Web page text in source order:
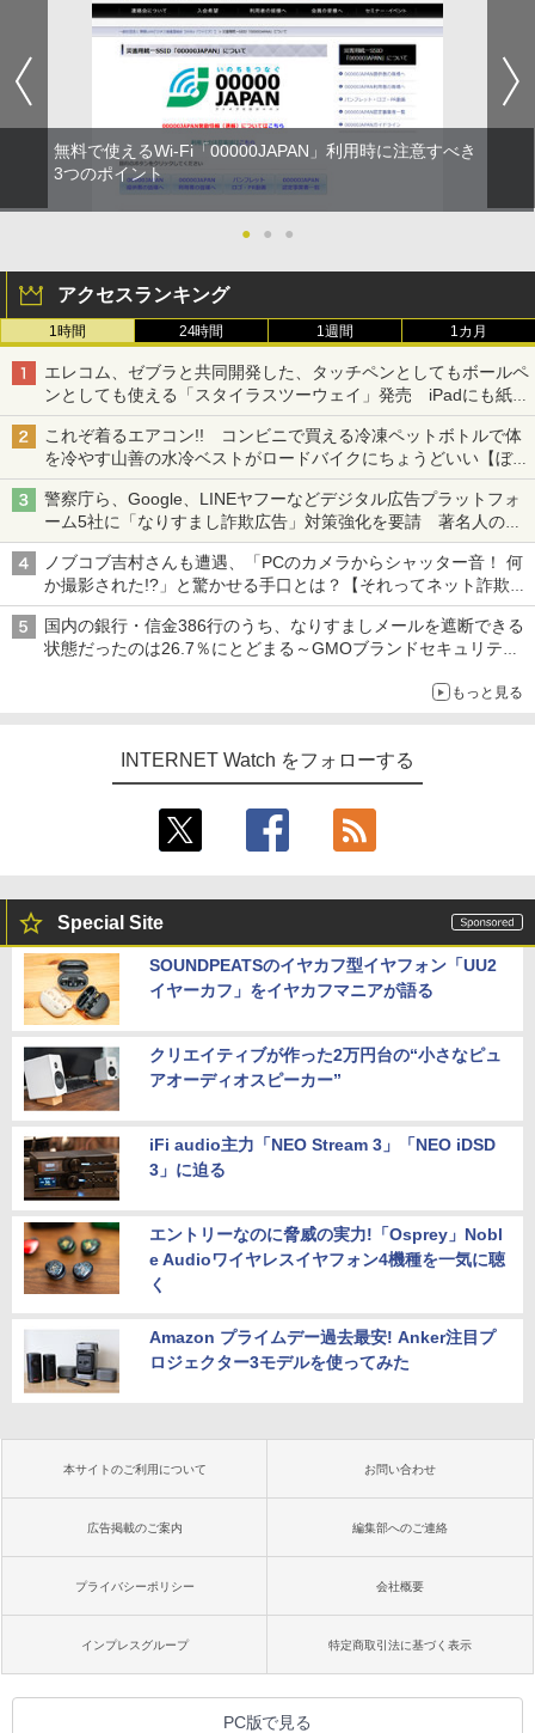
無料で使えるWi-Fi「00000JAPAN」利用時に注意すべき
3つのポイント
● ● ●
アクセスランキング
1時間 24時間 1週間 1カ月
エレコム、ゼブラと共同開発した、タッチペンとしてもボールペ
ンとしても使える「スタイラスツーウェイ」発売 iPadにも紙に
も、持ち替えずに書き込める
これぞ着るエアコン!! コンビニで買える冷凍ペットボトルで体
を冷やす山善の水冷ベストがロードバイクにちょうどいい【ぼっ
ち・ざ・ろーど！その14】【空いた時間でなにしてる？】
警察庁ら、Google、LINEヤフーなどデジタル広告プラットフォ
ーム5社に「なりすまし詐欺広告」対策強化を要請 著名人の写
真や映像を使った投資詐欺などへの対策として
ノブコブ吉村さんも遭遇、「PCのカメラからシャッター音！ 何
か撮影された!?」と驚かせる手口とは？【それってネット詐欺で
すよ！】
国内の銀行・信金386行のうち、なりすましメールを遮断できる
状態だったのは26.7％にとどまる～GMOブランドセキュリティ
もっと見る
INTERNET Watch をフォローする
Special Site
SOUNDPEATSのイヤカフ型イヤフォン「UU2
イヤーカフ」をイヤカフマニアが語る
クリエイティブが作った2万円台の“小さなピュ
アオーディオスピーカー”
iFi audio主力「NEO Stream 3」「NEO iDSD
3」に迫る
エントリーなのに脅威の実力!「Osprey」Nobl
e Audioワイヤレスイヤフォン4機種を一気に聴
く
Amazon プライムデー過去最安! Anker注目プ
ロジェクター3モデルを使ってみた
本サイトのご利用について お問い合わせ
広告掲載のご案内 編集部へのご連絡
プライバシーポリシー 会社概要
インプレスグループ 特定商取引法に基づく表示
PC版で見る